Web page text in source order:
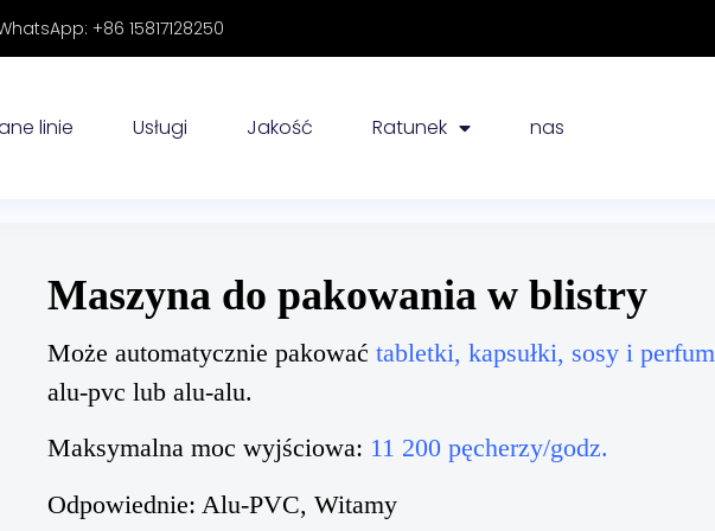
+86 15817128250
linie Usługi Jakość Ratunek nas
Może automatycznie pakowaćtabletki, kapsułki, sosy i perfumy
Maksymalna moc wyjściowa:
Odpowiednie: Alu-PVC, Witamy